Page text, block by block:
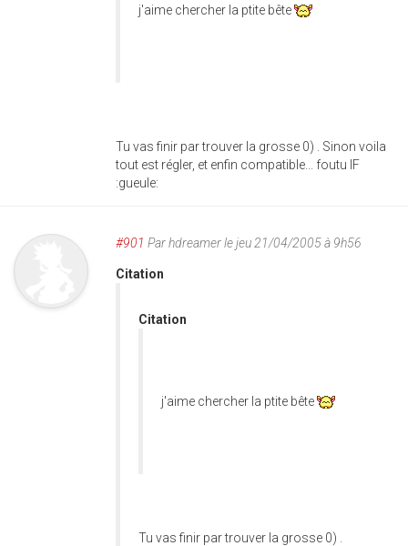
j'aime chercher la ptite bête
Tu vas finir par trouver la grosse 0) . Sinon voila
tout est régler, et enfin compatible... foutu IF
:gueule:
#901 Parhdreamerle jeu 21/04/2005 à 9h56
Citation
Citation
j'aime chercher la ptite bête
Tu vas finir par trouver la grosse 0) .